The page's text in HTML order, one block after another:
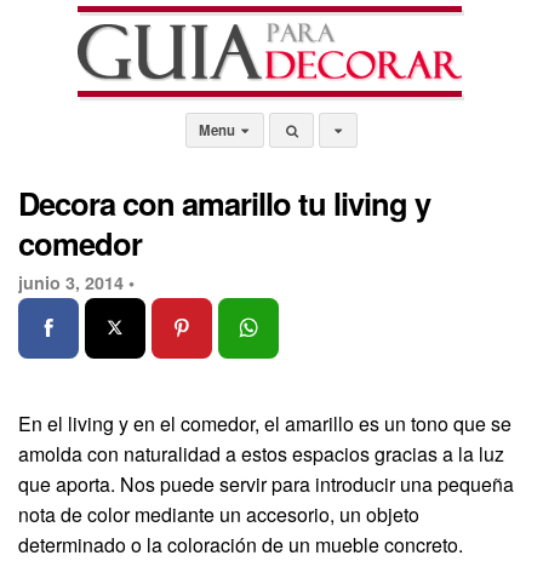
Menu
Decora con amarillo tu living y
comedor
junio 3, 2014 •
En el living y en el comedor, el amarillo es un tono que se
amolda con naturalidad a estos espacios gracias a la luz
que aporta. Nos puede servir para introducir una pequeña
nota de color mediante un accesorio, un objeto
determinado o la coloración de un mueble concreto.